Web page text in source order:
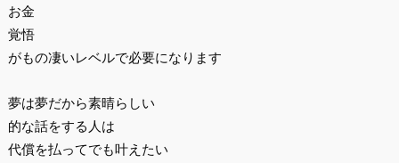
お金
覚悟
がもの凄いレベルで必要になります
夢は夢だから素晴らしい
的な話をする人は
代償を払ってでも叶えたい